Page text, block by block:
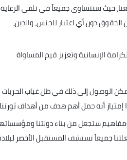
حيث سنتساوى جميعاً في تلقي الرعاية
دون أي اعتبار للجنس، والدين،
الإنسانية وتعزيز قيم المساواة
الوصول إلى ذلك في ظل غياب الحريات
إمتياز أنه حمل أهم هدف من أهداف
ستجعل من بناء دولتنا
جميعاً نستشف المستقبل الأخضر